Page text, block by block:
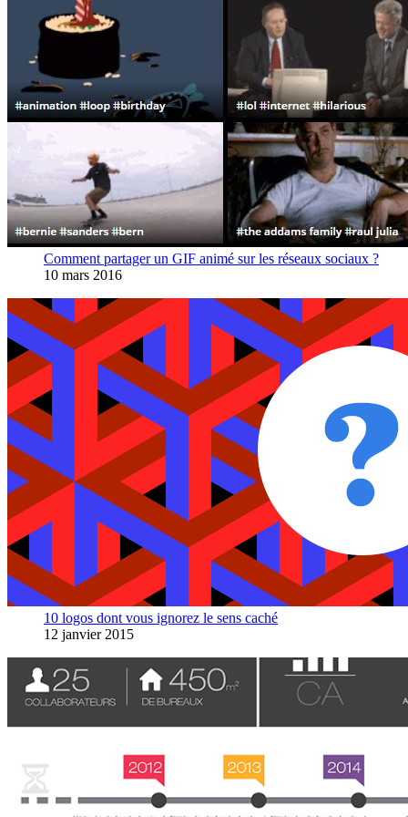
Comment partager un GIF animé sur les réseaux sociaux ?
10 mars 2016
10 logos dont vous ignorez le sens caché
12 janvier 2015